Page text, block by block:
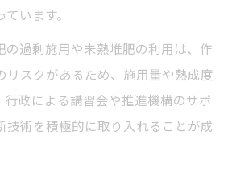
います。
の過剰施用や未熟堆肥の利用は、作
リスクがあるため、施用量や熟成度
行政による講習会や推進機構のサポ
技術を積極的に取り入れることが成